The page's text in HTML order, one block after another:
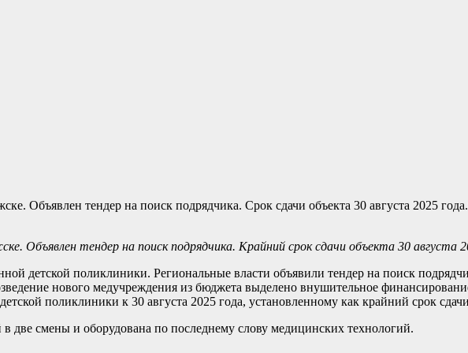
Объявлен тендер на поиск подрядчика. Крайний срок сдачи объекта 30 августа
детской поликлиники. Региональные власти объявили тендер на поиск
нового медучреждения из бюджета выделено внушительное
поликлиники к 30 августа 2025 года, установленному как крайний срок
две смены и оборудована по последнему слову медицинских технологий.